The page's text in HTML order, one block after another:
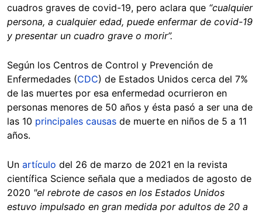
cuadros graves de covid-19, pero aclara que “cualquier
persona, a cualquier edad, puede enfermar de covid-19
y presentar un cuadro grave o morir”.
Según los Centros de Control y Prevención de
Enfermedades (CDC) de Estados Unidos cerca del 7%
de las muertes por esa enfermedad ocurrieron en
personas menores de 50 años y ésta pasó a ser una de
las 10 principales causas de muerte en niños de 5 a 11
años.
Un artículo del 26 de marzo de 2021 en la revista
científica Science señala que a mediados de agosto de
2020 "el rebrote de casos en los Estados Unidos
estuvo impulsado en gran medida por adultos de 20 a